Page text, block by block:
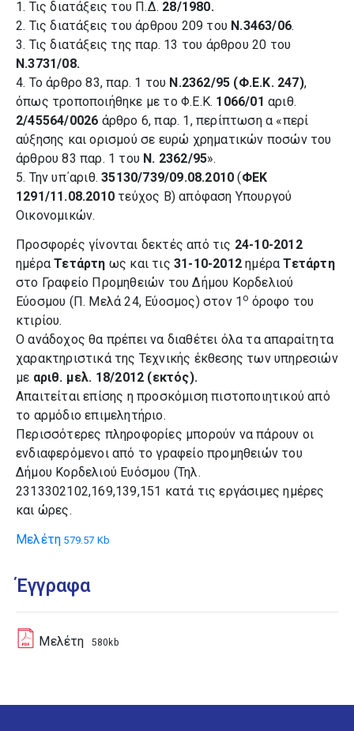
1. Τις διατάξεις του Π.Δ. 28/1980.
2. Τις διατάξεις του άρθρου 209 του Ν.3463/06.
3. Τις διατάξεις της παρ. 13 του άρθρου 20 του
Ν.3731/08.
4. Το άρθρο 83, παρ. 1 του Ν.2362/95 (Φ.Ε.Κ. 247),
όπως τροποποιήθηκε με το Φ.Ε.Κ. 1066/01 αριθ.
2/45564/0026 άρθρο 6, παρ. 1, περίπτωση α «περί
αύξησης και ορισμού σε ευρώ χρηματικών ποσών του
άρθρου 83 παρ. 1 του Ν. 2362/95».
5. Την υπ΄αριθ.35130/739/09.08.2010 (ΦΕΚ
1291/11.08.2010 τεύχος Β) απόφαση Υπουργού
Οικονομικών.
Προσφορές γίνονται δεκτές από τις 24-10-2012
ημέρα Τετάρτη ως και τις 31-10-2012ημέρα Τετάρτη
στο Γραφείο Προμηθειών του Δήμου Κορδελιού
Εύοσμου (Π. Μελά 24, Εύοσμος) στον 1 ο όροφο του
κτιρίου.
Ο ανάδοχος θα πρέπει να διαθέτει όλα τα απαραίτητα
χαρακτηριστικά της Τεχνικής έκθεσης των υπηρεσιών
με αριθ. μελ. 18/2012 (εκτός).
Απαιτείται επίσης η προσκόμιση πιστοποιητικού από
το αρμόδιο επιμελητήριο.
Περισσότερες πληροφορίες μπορούν να πάρουν οι
ενδιαφερόμενοι από το γραφείο προμηθειών του
Δήμου Κορδελιού Ευόσμου (Τηλ.
2313302102,169,139,151 κατά τις εργάσιμες ημέρες
και ώρες.
Μελέτη 579.57 Kb
Έγγραφα
Μελέτη 580kb